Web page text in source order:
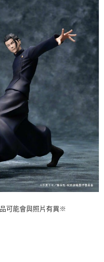
可能會與照片有異※